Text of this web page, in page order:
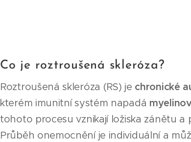
Co je roztroušená skleróza?
Roztroušená skleróza (RS) je chronické
kterém imunitní systém napadá
tohoto procesu vznikají ložiska zánětu
Průběh onemocnění je individuální a